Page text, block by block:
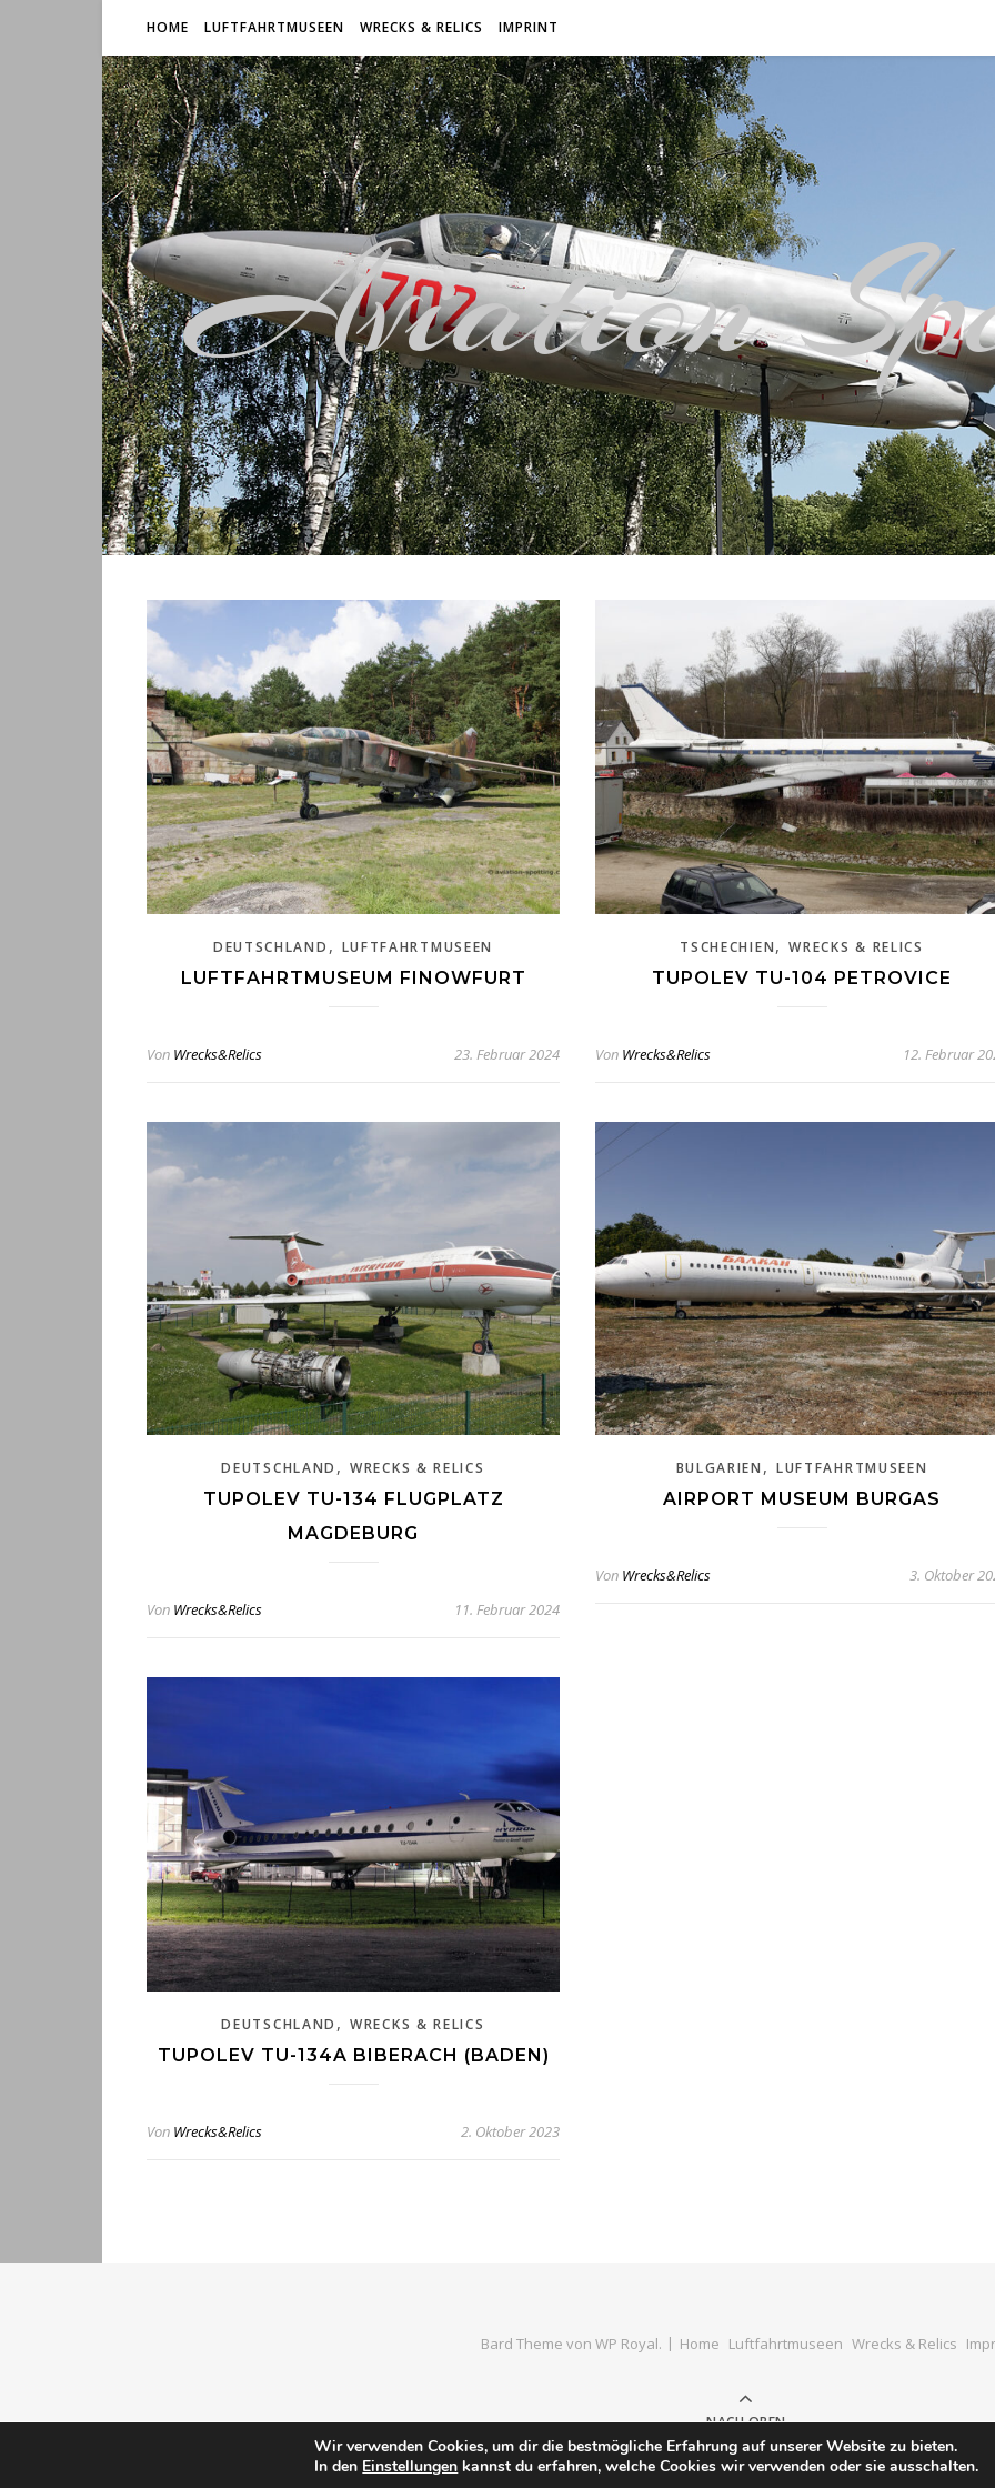
HOME LUFTFAHRTMUSEEN WRECKS & RELICS IMPRINT
Aviation
DEUTSCHLAND , LUFTFAHRTMUSEEN
LUFTFAHRTMUSEUM FINOWFURT
Von Wrecks&Relics 23. Februar 2024
TSCHECHIEN,WRECKS & RELICS
TUPOLEV TU-104 PETROVICE
Von Wrecks&Relics 12. Februar
DEUTSCHLAND ,WRECKS & RELICS
TUPOLEV TU-134 FLUGPLATZ
MAGDEBURG
Von Wrecks&Relics 11. Februar 2024
BULGARIEN , LUFTFAHRTMUSEEN
AIRPORT MUSEUM BURGAS
Von Wrecks&Relics 3. Oktober
DEUTSCHLAND ,WRECKS & RELICS
TUPOLEV TU-134A BIBERACH (BADEN)
Von Wrecks&Relics 2. Oktober 2023
Bard Theme von WP Royal. Home Luftfahrtmuseen Wrecks & Relics
NACH OBEN
Wir verwenden Cookies, um dir die bestmögliche Erfahrung auf unserer Website zu bieten.
In den Einstellungen kannst du erfahren, welche Cookies wir verwenden oder sie ausschalten.